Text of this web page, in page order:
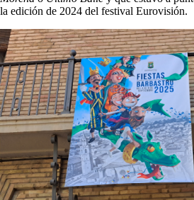
la edición de 2024 del festival Eurovisión.